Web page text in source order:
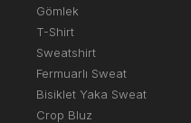
Gömlek
T-Shirt
Sweatshirt
Fermuarlı Sweat
Bisiklet Yaka Sweat
Crop Bluz